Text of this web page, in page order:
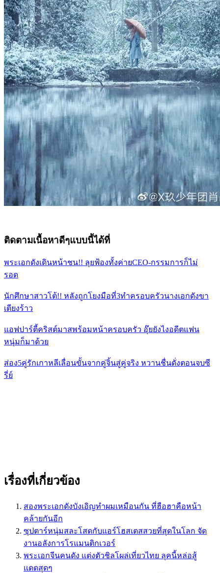
ติดตามเนื้อหาดีๆแบบนี้ได้ที่
พระเอกดังเดินหน้าชน!! ลุยฟ้องทั้งค่ายCEO-กรรมการก็ไม่
รอด
นักศึกษาสาวโต้!! หลังถูกโยงมือที่3ทำครอบครัวนางเอกดังขา
เตียงร้าว
แอฟปาร์ตี้คริสต์มาสพร้อมหน้าครอบครัว อุ๊ยยังไงอดีตแฟน
หนุ่มก็มาด้วย
ส่อง5คู่รักเกาหลีเลื่อนขั้นจากคู่จิ้นสู่คู่จริง หวานชื่นดั่งตอนจบซี
รี่ย์
เรื่องที่เกี่ยวข้อง
สองพระเอกดังบังเอิญทำผมเหมือนกัน ที่ฮือฮาคือหน้า
คล้ายกันอีก
ซุปตาร์หนุ่มสละโสดกับแอร์โฮสเตสสวยที่สุดในโลก จัด
งานอลังการโรแมนติกเวอร์
พระเอกจีนคนดัง เเต่งตัวชิลโผล่เที่ยวไทย ลุคนี้หล่อสู้
เเดดสุดๆ